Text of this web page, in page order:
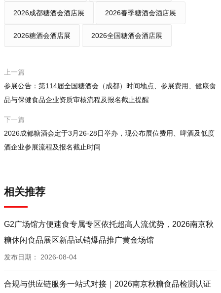
2026成都糖酒会酒店展 2026春季糖酒会酒店展
2026糖酒会酒店展 2026全国糖酒会酒店展
上一篇
参展公告：第114届全国糖酒会（成都）时间地点、参展费用、健康食
品与保健食品企业资质审核流程及报名截止提醒
下一篇
2026成都糖酒会定于3月26-28日举办，现公布展位费用、啤酒及低度
酒企业参展流程及报名截止时间
相关推荐
G2广场馆方便速食专属专区依托超高人流优势，2026南京秋
糖休闲食品展区新品试销爆品推广黄金场馆
发布日期： 2026-08-04
合规与供应链服务一站式对接｜2026南京秋糖食品检测认证